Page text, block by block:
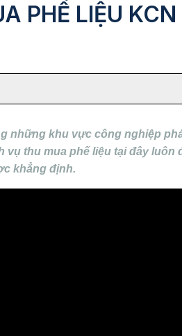
PHẾ LIỆU
những khu vực công nghiệp
thu mua phế liệu tại đây
khẳng định.